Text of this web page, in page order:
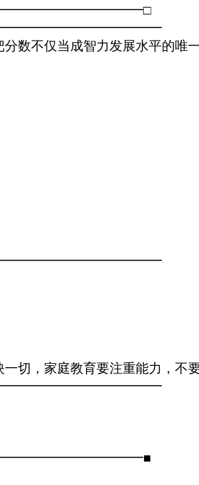
数不仅当成智力发展水平的
切，家庭教育要注重能力，不